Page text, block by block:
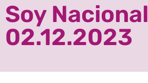
Soy Nacional |
02.12.2023